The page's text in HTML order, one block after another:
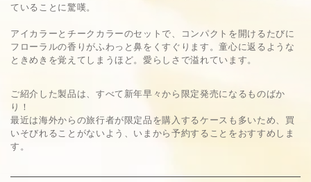
ていることに驚嘆。
アイカラーとチークカラーのセットで、コンパクトを開けるたびに
フローラルの香りがふわっと鼻をくすぐります。童心に返るような
ときめきを覚えてしまうほど。愛らしさで溢れています。
ご紹介した製品は、すべて新年早々から限定発売になるものばか
り！
最近は海外からの旅行者が限定品を購入するケースも多いため、買
いそびれることがないよう、いまから予約することをおすすめしま
す。